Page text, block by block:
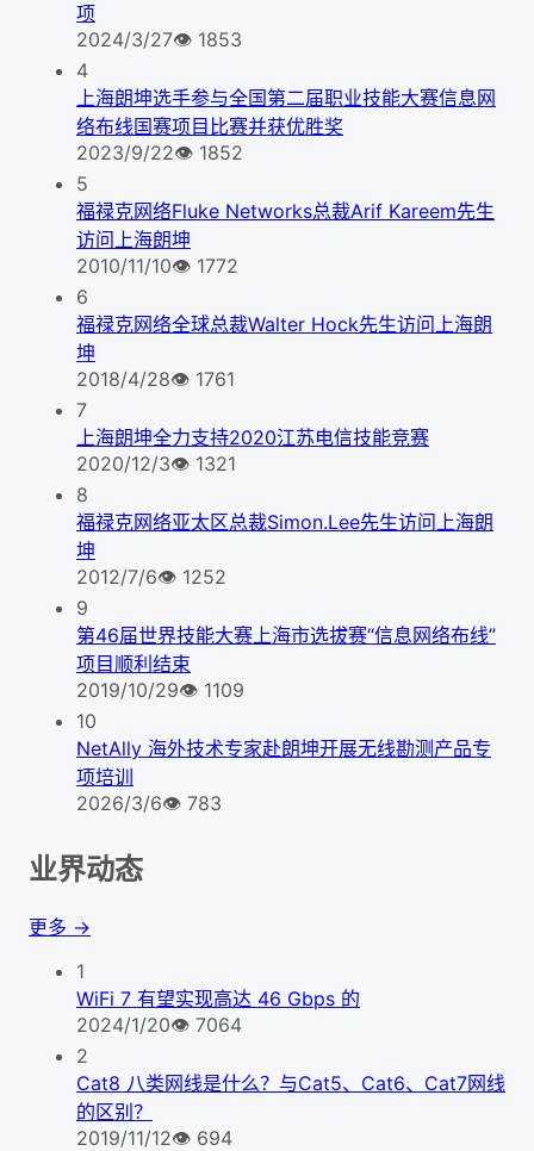
项
2024/3/27👁 1853
4
上海朗坤选手参与全国第二届职业技能大赛信息网
络布线国赛项目比赛并获优胜奖
2023/9/22👁 1852
5
福禄克网络Fluke Networks总裁Arif Kareem先生
访问上海朗坤
2010/11/10👁 1772
6
福禄克网络全球总裁Walter Hock先生访问上海朗
坤
2018/4/28👁 1761
7
上海朗坤全力支持2020江苏电信技能竞赛
2020/12/3👁 1321
8
福禄克网络亚太区总裁Simon.Lee先生访问上海朗
坤
2012/7/6👁 1252
9
第46届世界技能大赛上海市选拔赛“信息网络布线”
项目顺利结束
2019/10/29👁 1109
10
NetAlly 海外技术专家赴朗坤开展无线勘测产品专
项培训
2026/3/6👁 783
业界动态
更多 →
1
WiFi 7 有望实现高达 46 Gbps 的
2024/1/20👁 7064
2
Cat8 八类网线是什么？与Cat5、Cat6、Cat7网线
的区别？
2019/11/12👁 694